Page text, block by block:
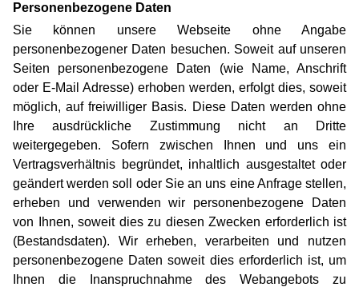
Personenbezogene Daten
Sie können unsere Webseite ohne Angabe
personenbezogener Daten besuchen. Soweit auf unseren
Seiten personenbezogene Daten (wie Name, Anschrift
oder E-Mail Adresse) erhoben werden, erfolgt dies, soweit
möglich, auf freiwilliger Basis. Diese Daten werden ohne
Ihre ausdrückliche Zustimmung nicht an Dritte
weitergegeben. Sofern zwischen Ihnen und uns ein
Vertragsverhältnis begründet, inhaltlich ausgestaltet oder
geändert werden soll oder Sie an uns eine Anfrage stellen,
erheben und verwenden wir personenbezogene Daten
von Ihnen, soweit dies zu diesen Zwecken erforderlich ist
(Bestandsdaten). Wir erheben, verarbeiten und nutzen
personenbezogene Daten soweit dies erforderlich ist, um
Ihnen die Inanspruchnahme des Webangebots zu